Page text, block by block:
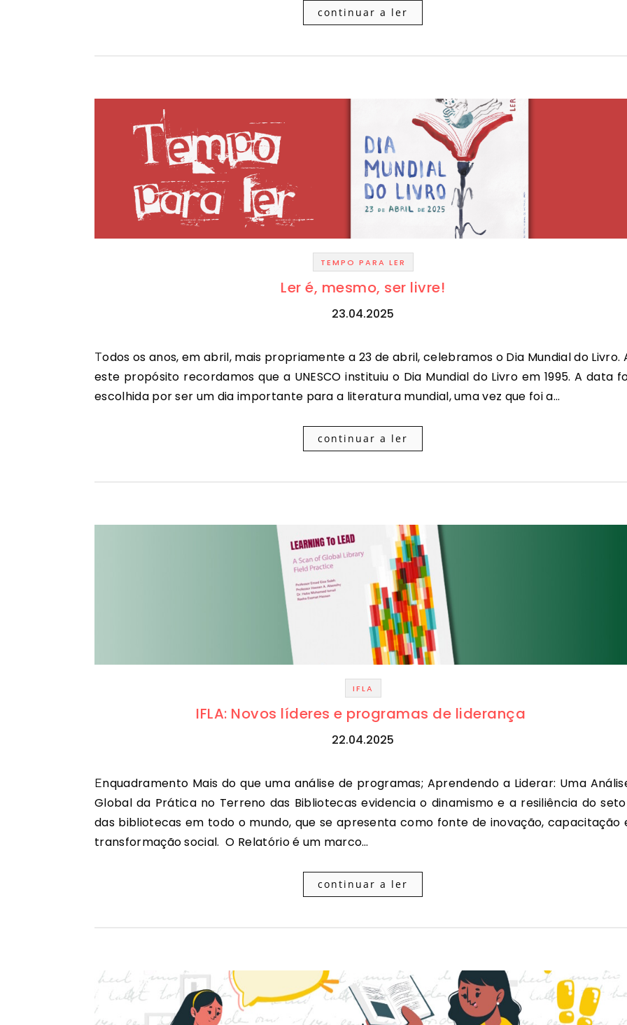
continuar a ler
TEMPO PARA LER
Ler é, mesmo, ser livre!
23.04.2025
Todos os anos, em abril, mais propriamente a 23 de abril, celebramos o Dia Mundial do Livro. A
este propósito recordamos que a UNESCO instituiu o Dia Mundial do Livro em 1995. A data
escolhida por ser um dia importante para a literatura mundial, uma vez que foi a…
continuar a ler
IFLA
IFLA: Novos líderes e programas de liderança
22.04.2025
Enquadramento Mais do que uma análise de programas; Aprendendo a Liderar: Uma Análise
Global da Prática no Terreno das Bibliotecas evidencia o dinamismo e a resiliência do
das bibliotecas em todo o mundo, que se apresenta como fonte de inovação, capacitação
transformação social. O Relatório é um marco…
continuar a ler